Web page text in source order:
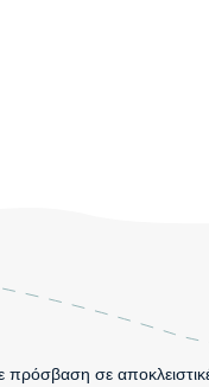
πρόσβαση σε